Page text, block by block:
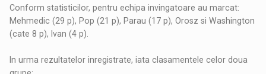
Conform statisticilor, pentru echipa invingatoare au marcat:
Mehmedic (29 p), Pop (21 p), Parau (17 p), Orosz si Washington
(cate 8 p), Ivan (4 p).
In urma rezultatelor inregistrate, iata clasamentele celor doua